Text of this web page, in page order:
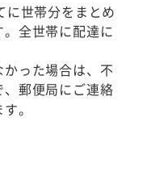
世帯分をまとめ
全世帯に配達に
った場合は、不
郵便局にご連絡
。